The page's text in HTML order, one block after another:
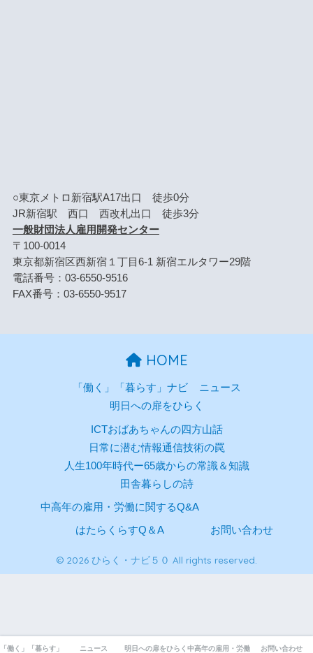
○東京メトロ新宿駅A17出口 徒歩0分
JR新宿駅 西口 西改札出口 徒歩3分
一般財団法人雇用開発センター
〒100-0014
東京都新宿区西新宿１丁目6-1 新宿エルタワー29階
電話番号：03-6550-9516
FAX番号：03-6550-9517
HOME
「働く」「暮らす」ナビ
ニュース
明日への扉をひらく
ICTおばあちゃんの四方山話
日常に潜む情報通信技術の罠
人生100年時代ー65歳からの常識＆知識
田舎暮らしの詩
中高年の雇用・労働に関するQ&A
はたらくらすQ＆A お問い合わせ
© 2026 ひらく・ナビ５０ All rights reserved.
「働く」「暮らす」ナビ ニュース 明日への扉をひらく 中高年の雇用・労働に関するQ&A
お問い合わせ